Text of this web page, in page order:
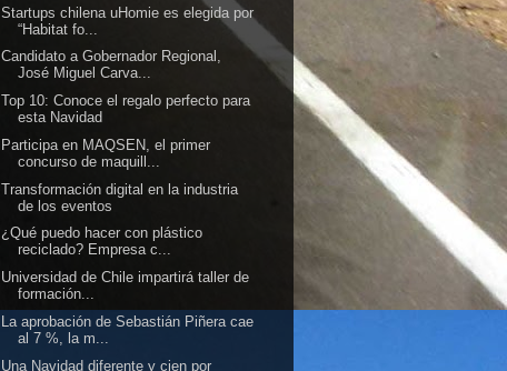
Startups chilena uHomie es elegida por
“Habitat fo...
Candidato a Gobernador Regional,
José Miguel Carva...
Top 10: Conoce el regalo perfecto para
esta Navidad
Participa en MAQSEN, el primer
concurso de maquill...
Transformación digital en la industria
de los eventos
¿Qué puedo hacer con plástico
reciclado? Empresa c...
Universidad de Chile impartirá taller de
formación...
La aprobación de Sebastián Piñera cae
al 7 %, la m...
Una Navidad diferente y cien por